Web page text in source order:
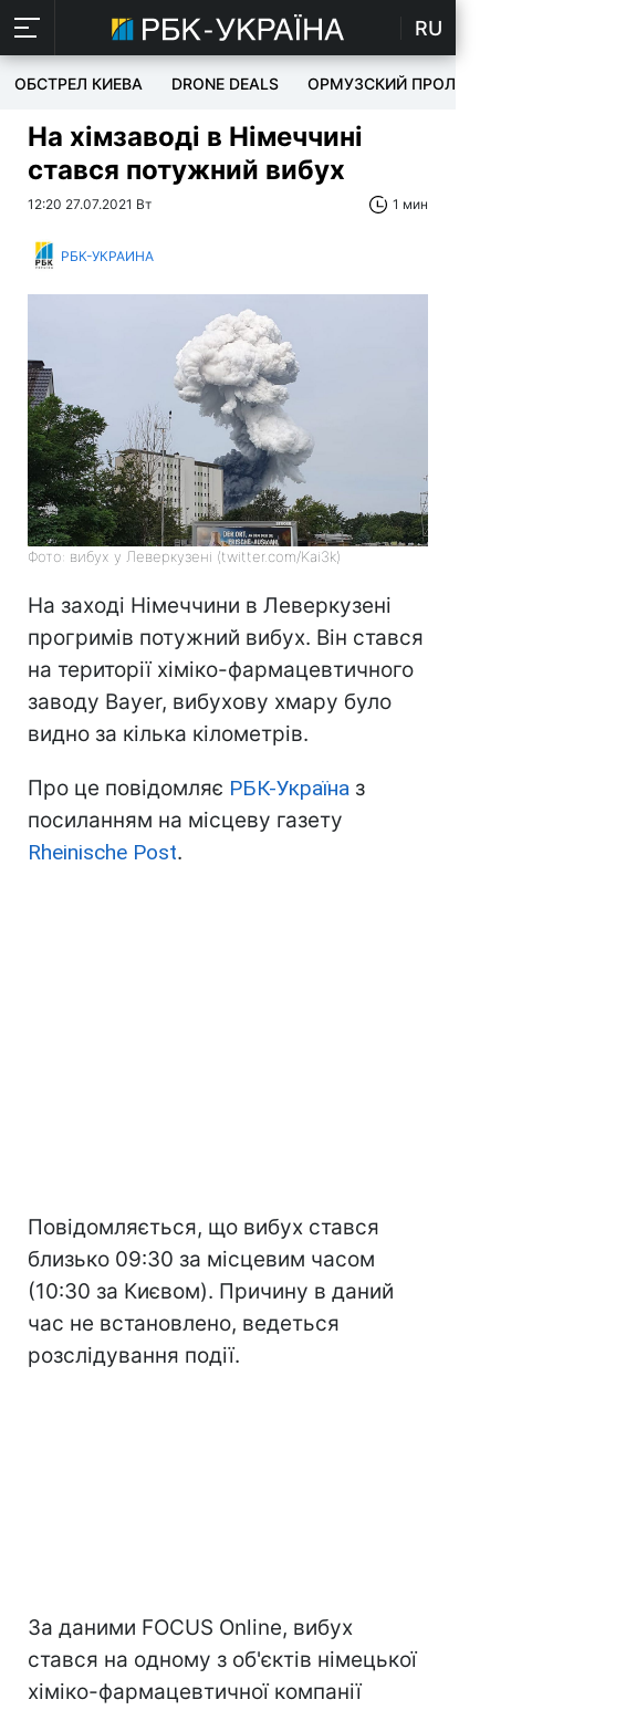
RU
ОБСТРЕЛ КИЕВА DRONE DEALS ОРМУЗСКИЙ ПРОЛИВ
На хімзаводі в Німеччині
стався потужний вибух
12:20 27.07.2021 Вт 1 мин
РБК-УКРАИНА
Фото: вибух у Леверкузені (twitter.com/Kai3k)
На заході Німеччини в Леверкузені
прогримів потужний вибух. Він стався
на території хіміко-фармацевтичного
заводу Bayer, вибухову хмару було
видно за кілька кілометрів.
Про це повідомляє РБК-Україна з
посиланням на місцеву газету
Rheinische Post.
Повідомляється, що вибух стався
близько 09:30 за місцевим часом
(10:30 за Києвом). Причину в даний
час не встановлено, ведеться
розслідування події.
За даними FOCUS Online, вибух
стався на одному з об'єктів німецької
хіміко-фармацевтичної компанії